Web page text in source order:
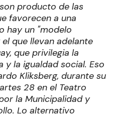
producto de las
favorecen a una
hay un "modelo
que llevan adelante
que privilegia la
la igualdad social. Eso
Kliksberg, durante su
28 en el Teatro
la Municipalidad y
Lo alternativo